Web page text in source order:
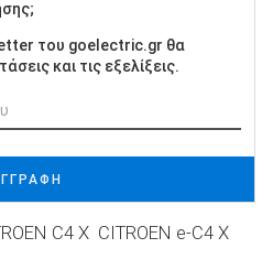
του goelectric.gr θα
και τις εξελίξεις.
C4 X CITROEN e-C4 X